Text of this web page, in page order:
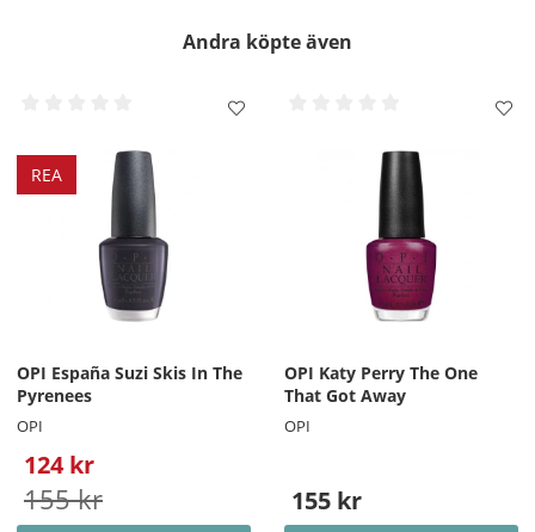
Andra köpte även
REA
OPI España Suzi Skis In The
Pyrenees
OPI
124 kr
155 kr
OPI Katy Perry The One
That Got Away
OPI
155 kr